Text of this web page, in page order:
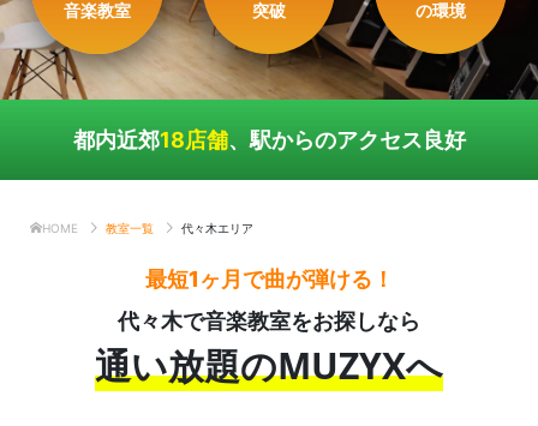
音楽教室 突破 の環境
都内近郊18店舗、駅からのアクセス良好
HOME 教室一覧 代々木エリア
最短1ヶ月で曲が弾ける！
代々木で音楽教室をお探しなら
通い放題のMUZYXへ